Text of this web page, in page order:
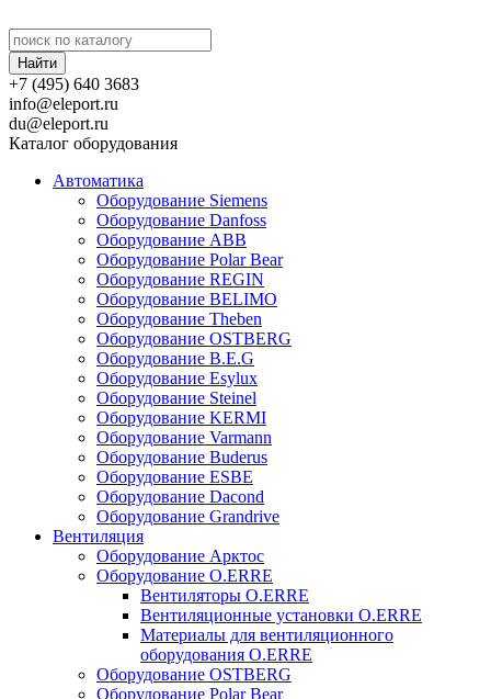
+7 (495) 640 3683
info@eleport.ru
du@eleport.ru
Каталог оборудования
Автоматика
Оборудование Siemens
Оборудование Danfoss
Оборудование ABB
Оборудование Polar Bear
Оборудование REGIN
Оборудование BELIMO
Оборудование Theben
Оборудование OSTBERG
Оборудование B.E.G
Оборудование Esylux
Оборудование Steinel
Оборудование KERMI
Оборудование Varmann
Оборудование Buderus
Оборудование ESBE
Оборудование Dacond
Оборудование Grandrive
Вентиляция
Оборудование Арктос
Оборудование O.ERRE
Вентиляторы O.ERRE
Вентиляционные установки O.ERRE
Материалы для вентиляционного
оборудования O.ERRE
Оборудование OSTBERG
Оборудование Polar Bear